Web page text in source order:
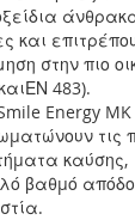
και
στην πιο
483).
Energy MK
τις
καύσης,
βαθµό